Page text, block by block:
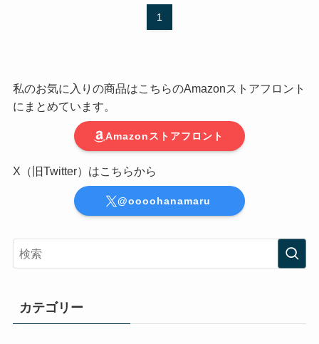
1
私のお気に入りの商品はこちらのAmazonストアフロント
にまとめています。
Amazonストアフロント
X（旧Twitter）はこちらから
@oooohanamaru
カテゴリー